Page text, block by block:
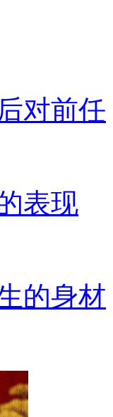
对前任
表现
的身材